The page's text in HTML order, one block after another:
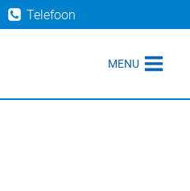
Telefoon
MENU